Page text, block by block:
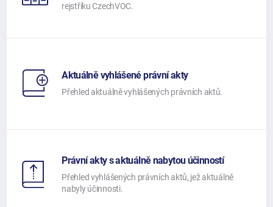
rejstříku CzechVOC.
Aktuálně vyhlášené právní akty
Přehled aktuálně vyhlášených právních aktů.
Právní akty s aktuálně nabytou účinností
Přehled vyhlášených právních aktů, jež aktuálně
nabyly účinnosti.